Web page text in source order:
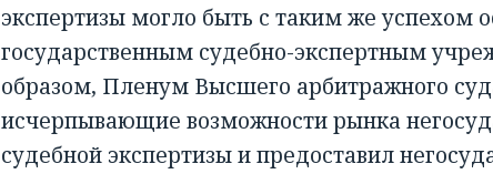
экспертизы могло быть с таким же успехом
государственным судебно-экспертным
образом, Пленум Высшего арбитражного
исчерпывающие возможности рынка
судебной экспертизы и предоставил